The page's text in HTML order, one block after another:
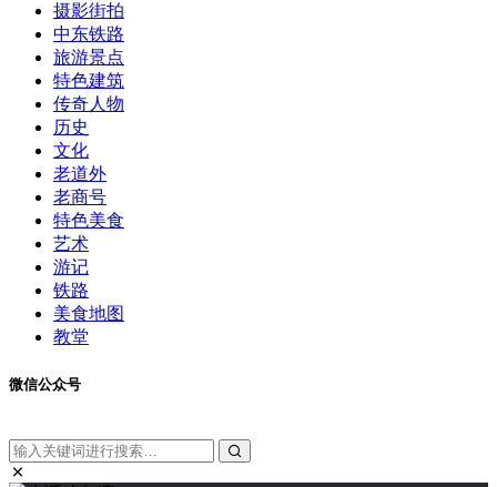
摄影街拍
中东铁路
旅游景点
特色建筑
传奇人物
历史
文化
老道外
老商号
特色美食
艺术
游记
铁路
美食地图
教堂
微信公众号